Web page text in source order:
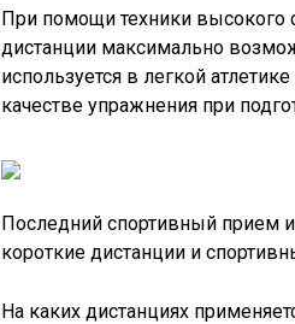
При помощи техники высокого
дистанции максимально
используется в легкой
качестве упражнения при
Последний спортивный прием
короткие дистанции и
На каких дистанциях